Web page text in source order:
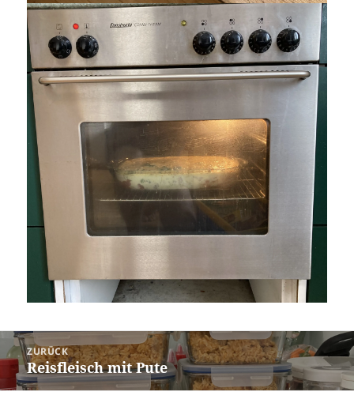
Beitragsnavigation
ZURÜCK
Vorheriger
Beitrag:
Reisfleisch mit Pute